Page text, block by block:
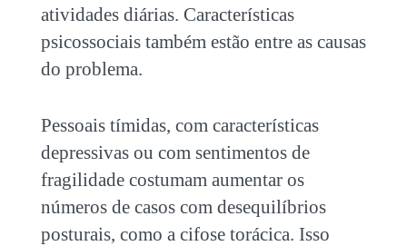
atividades diárias. Características
psicossociais também estão entre as causas
do problema.
Pessoais tímidas, com características
depressivas ou com sentimentos de
fragilidade costumam aumentar os
números de casos com desequilíbrios
posturais, como a cifose torácica. Isso